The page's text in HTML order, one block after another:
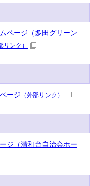
ページ（多田グリーン
リンク）
ージ （外部リンク）
ジ（清和台自治会ホー